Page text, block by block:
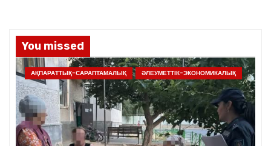
You missed
АҚПАРАТТЫҚ-САРАПТАМАЛЫҚ ӘЛЕУМЕТТІК-ЭКОНОМИКАЛЫҚ